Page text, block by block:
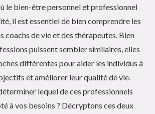
le bien-être personnel et professionnel
il est essentiel de bien comprendre les
coachs de vie et des thérapeutes. Bien
puissent sembler similaires, elles
différentes pour aider les individus à
et améliorer leur qualité de vie.
lequel de ces professionnels
à vos besoins ? Décryptons ces deux